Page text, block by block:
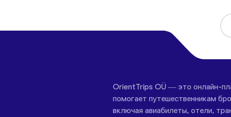
OrientTrips OÜ — это онлайн-
помогает путешественникам
включая авиабилеты, отели,